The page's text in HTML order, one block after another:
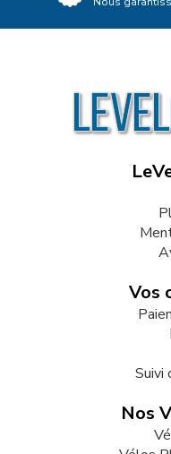
Vos
Suivi
Nos